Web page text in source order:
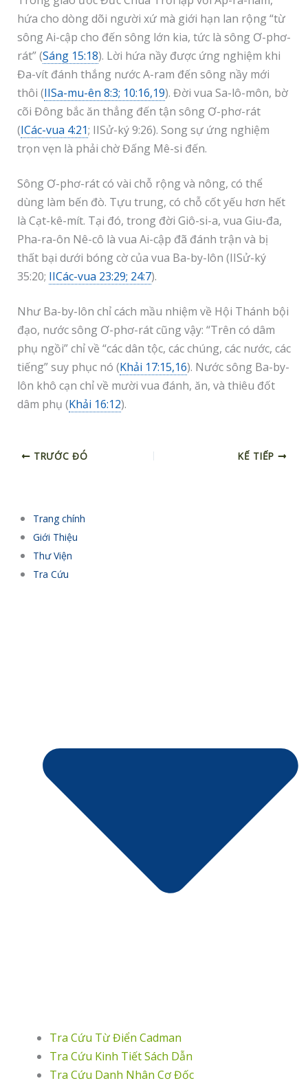
hứa cho dòng dõi người xứ mà giới hạn lan rộng “từ
sông Ai-cập cho đến sông lớn kia, tức là sông Ơ-phơ-
rát” (Sáng 15:18). Lời hứa nầy được ứng nghiệm khi
Đa-vít đánh thắng nước A-ram đến sông nầy mới
thôi (IISa-mu-ên 8:3; 10:16,19). Đời vua Sa-lô-môn, bờ
cõi Đông bắc ăn thẳng đến tận sông Ơ-phơ-rát
(ICác-vua 4:21; IISử-ký 9:26). Song sự ứng nghiệm
trọn vẹn là phải chờ Đấng Mê-si đến.
Sông Ơ-phơ-rát có vài chỗ rộng và nông, có thể
dùng làm bến đò. Tựu trung, có chỗ cốt yếu hơn hết
là Cạt-kê-mít. Tại đó, trong đời Giô-si-a, vua Giu-đa,
Pha-ra-ôn Nê-cô là vua Ai-cập đã đánh trận và bị
thất bại dưới bóng cờ của vua Ba-by-lôn (IISử-ký
35:20; IICác-vua 23:29; 24:7).
Như Ba-by-lôn chỉ cách mầu nhiệm về Hội Thánh bội
đạo, nước sông Ơ-phơ-rát cũng vậy: “Trên có dâm
phụ ngồi” chỉ về “các dân tộc, các chúng, các nước, các
tiếng” suy phục nó (Khải 17:15,16). Nước sông Ba-by-
lôn khô cạn chỉ về mười vua đánh, ăn, và thiêu đốt
dâm phụ (Khải 16:12).
TRƯỚC ĐÓ KẾ TIẾP
Trang chính
Giới Thiệu
Thư Viện
Tra Cứu
Tra Cứu Từ Điển Cadman
Tra Cứu Kinh Tiết Sách Dẫn
Tra Cứu Danh Nhân Cơ Đốc